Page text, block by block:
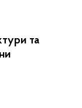
та